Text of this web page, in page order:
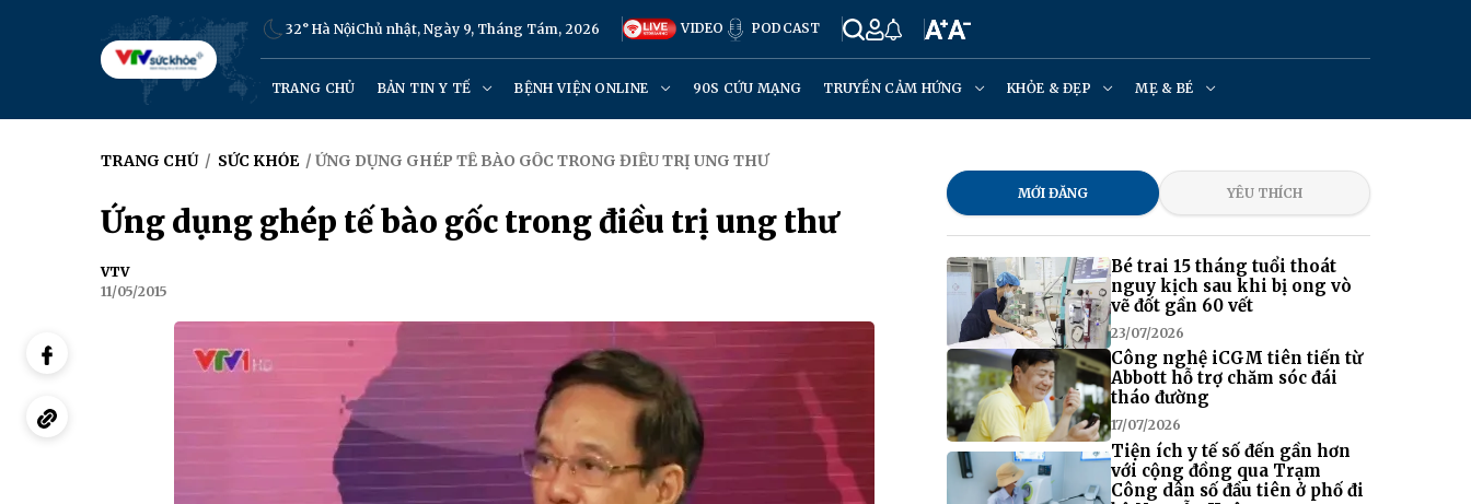
32° Hà NộiChủ nhật, Ngày 9, Tháng Tám, 2026 VIDEO PODCAST
TRANG CHỦ BẢN TIN Y TẾ BỆNH VIỆN ONLINE 90S CỨU MẠNG TRUYỀN CẢM HỨNG KHỎE & ĐẸP MẸ & BÉ
TRANG CHỦ / SỨC KHỎE / ỨNG DỤNG GHÉP TẾ BÀO GỐC TRONG ĐIỀU TRỊ UNG THƯ
Ứng dụng ghép tế bào gốc trong điều trị ung thư
VTV
11/05/2015
MỚI ĐĂNG YÊU THÍCH
Bé trai 15 tháng tuổi thoát
nguy kịch sau khi bị ong vò
vẽ đốt gần 60 vết
23/07/2026
Công nghệ iCGM tiên tiến từ
Abbott hỗ trợ chăm sóc đái
tháo đường
17/07/2026
Tiện ích y tế số đến gần hơn
với cộng đồng qua Trạm
Công dân số đầu tiên ở phố đi